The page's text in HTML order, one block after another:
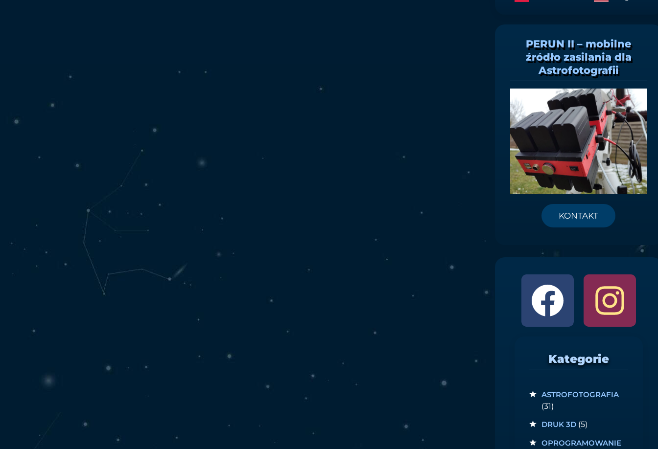
PERUN II – mobilne
źródło zasilania dla
Astrofotografii
KONTAKT
Kategorie
ASTROFOTOGRAFIA
(31)
DRUK 3D(5)
OPROGRAMOWANIE